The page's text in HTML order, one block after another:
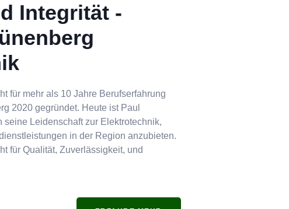
Integrität -
für mehr als 10 Jahre Berufserfahrung
2020 gegründet. Heute ist Paul
seine Leidenschaft zur Elektrotechnik,
in der Region anzubieten.
für Qualität, Zuverlässigkeit, und